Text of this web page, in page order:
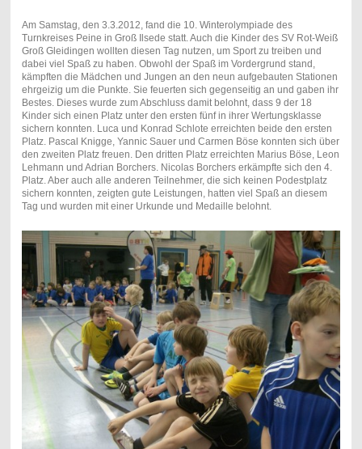
Am Samstag, den 3.3.2012, fand die 10. Winterolympiade des
Turnkreises Peine in Groß Ilsede statt. Auch die Kinder des SV Rot-Weiß
Groß Gleidingen wollten diesen Tag nutzen, um Sport zu treiben und
dabei viel Spaß zu haben. Obwohl der Spaß im Vordergrund stand,
kämpften die Mädchen und Jungen an den neun aufgebauten Stationen
ehrgeizig um die Punkte. Sie feuerten sich gegenseitig an und gaben ihr
Bestes. Dieses wurde zum Abschluss damit belohnt, dass 9 der 18
Kinder sich einen Platz unter den ersten fünf in ihrer Wertungsklasse
sichern konnten. Luca und Konrad Schlote erreichten beide den ersten
Platz. Pascal Knigge, Yannic Sauer und Carmen Böse konnten sich über
den zweiten Platz freuen. Den dritten Platz erreichten Marius Böse, Leon
Lehmann und Adrian Borchers. Nicolas Borchers erkämpfte sich den 4.
Platz. Aber auch alle anderen Teilnehmer, die sich keinen Podestplatz
sichern konnten, zeigten gute Leistungen, hatten viel Spaß an diesem
Tag und wurden mit einer Urkunde und Medaille belohnt.